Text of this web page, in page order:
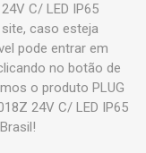
C/ LED IP65
caso esteja
pode entrar em
no botão de
o produto PLUG
24V C/ LED IP65